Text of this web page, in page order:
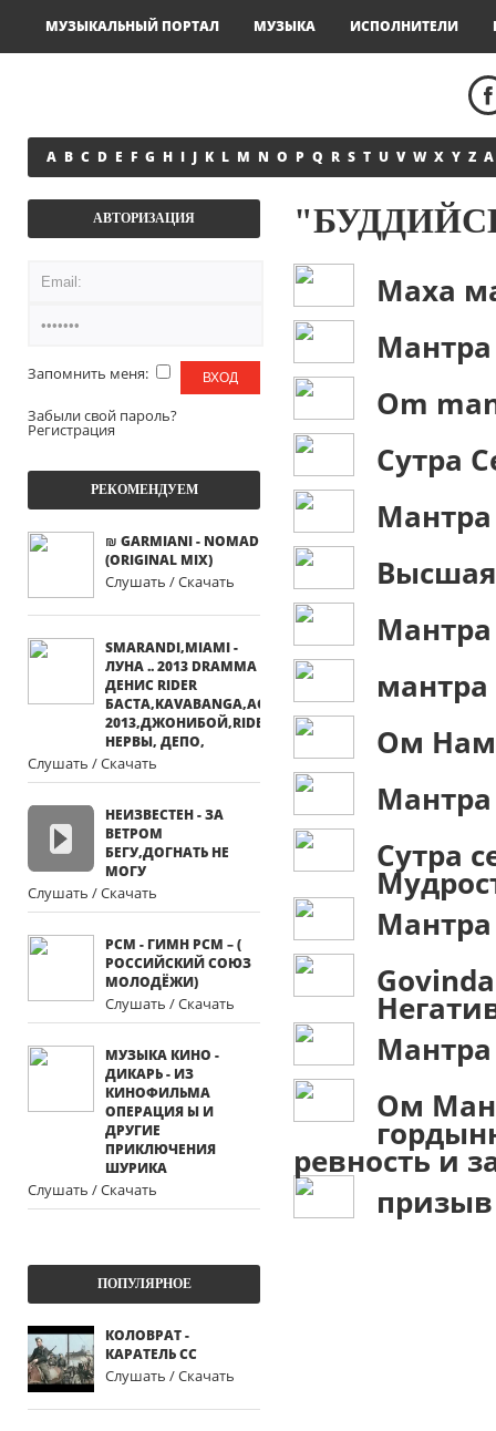
МУЗЫКАЛЬНЫЙ ПОРТАЛ МУЗЫКА ИСПОЛНИТЕЛИ
A B C D E F G H I J K L M N O P Q R S T U V W X Y Z А
АВТОРИЗАЦИЯ
Запомнить меня:
Забыли свой пароль?
Регистрация
РЕКОМЕНДУЕМ
₪ GARMIANI - NOMAD
(ORIGINAL MIX)
Слушать / Скачать
SMARANDI,MIAMI -
ЛУНА .. 2013 DRAMMA
ДЕНИС RIDER
БАСТА,KAVABANGA,АССАИ
2013,ДЖОНИБОЙ,RIDER,БУМБОКС,
НЕРВЫ, ДЕПО,
Слушать / Скачать
НЕИЗВЕСТЕН - ЗА
ВЕТРОМ
БЕГУ,ДОГНАТЬ НЕ
МОГУ
Слушать / Скачать
РСМ - ГИМН РСМ – (
РОССИЙСКИЙ СОЮЗ
МОЛОДЁЖИ)
Слушать / Скачать
МУЗЫКА КИНО -
ДИКАРЬ - ИЗ
КИНОФИЛЬМА
ОПЕРАЦИЯ Ы И
ДРУГИЕ
ПРИКЛЮЧЕНИЯ
ШУРИКА
Слушать / Скачать
ПОПУЛЯРНОЕ
КОЛОВРАТ -
КАРАТЕЛЬ СС
Слушать / Скачать
Маха
Om
Сутра
Ом
Сутра
Ом
ревность и
призыв